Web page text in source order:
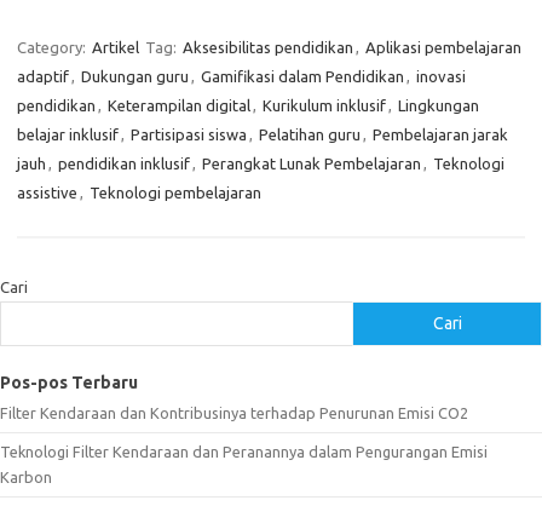
Category: Artikel Tag: Aksesibilitas pendidikan , Aplikasi pembelajaran
adaptif, Dukungan guru , Gamifikasi dalam Pendidikan , inovasi
pendidikan , Keterampilan digital, Kurikulum inklusif, Lingkungan
belajar inklusif, Partisipasi siswa , Pelatihan guru , Pembelajaran jarak
jauh , pendidikan inklusif, Perangkat Lunak Pembelajaran , Teknologi
assistive , Teknologi pembelajaran
Cari
Cari
Pos-pos Terbaru
Filter Kendaraan dan Kontribusinya terhadap Penurunan Emisi CO2
Teknologi Filter Kendaraan dan Peranannya dalam Pengurangan Emisi
Karbon